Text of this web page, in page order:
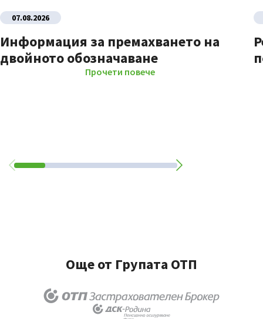
07.08.2026
Информация за премахването на
двойното обозначаване
Прочети повече
Още от Групата ОТП